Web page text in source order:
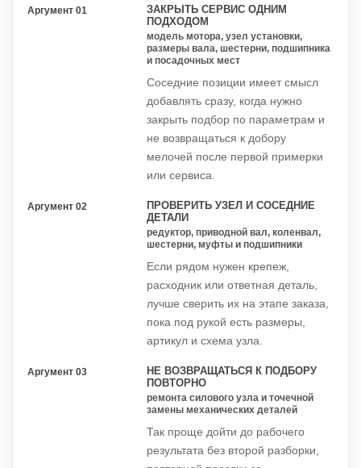
Аргумент 01
ЗАКРЫТЬ СЕРВИС ОДНИМ
ПОДХОДОМ
модель мотора, узел установки,
размеры вала, шестерни, подшипника
и посадочных мест
Соседние позиции имеет смысл
добавлять сразу, когда нужно
закрыть подбор по параметрам и
не возвращаться к добору
мелочей после первой примерки
или сервиса.
Аргумент 02
ПРОВЕРИТЬ УЗЕЛ И СОСЕДНИЕ
ДЕТАЛИ
редуктор, приводной вал, коленвал,
шестерни, муфты и подшипники
Если рядом нужен крепеж,
расходник или ответная деталь,
лучше сверить их на этапе заказа,
пока под рукой есть размеры,
артикул и схема узла.
Аргумент 03
НЕ ВОЗВРАЩАТЬСЯ К ПОДБОРУ
ПОВТОРНО
ремонта силового узла и точечной
замены механических деталей
Так проще дойти до рабочего
результата без второй разборки,